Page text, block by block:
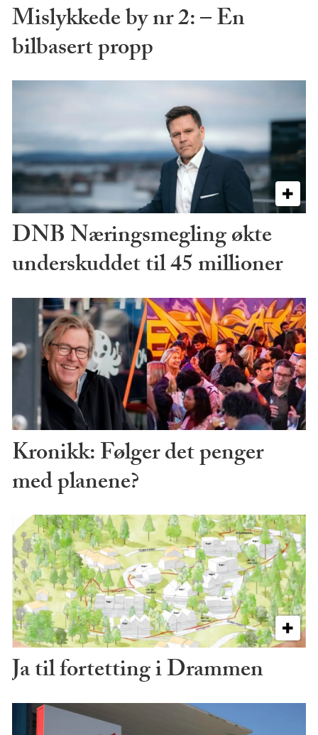
Mislykkede by nr 2: – En
bilbasert propp
DNB Næringsmegling økte
underskuddet til 45 millioner
Kronikk: Følger det penger
med planene?
Ja til fortetting i Drammen